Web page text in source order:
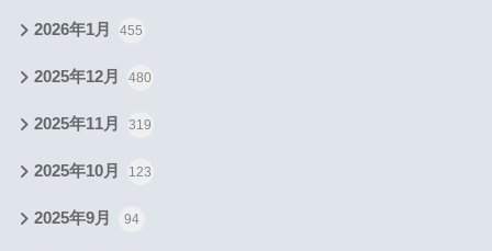
2026年1月 455
2025年12月 480
2025年11月 319
2025年10月 123
2025年9月 94